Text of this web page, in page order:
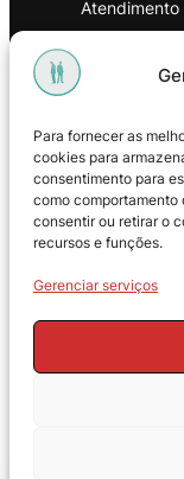
Para fornecer as
cookies para
consentimento para
como comportamento
consentir ou retirar o
recursos e funções.
Gerenciar serviços
Política de
Política de
Política de
18.269.230/0001-16.